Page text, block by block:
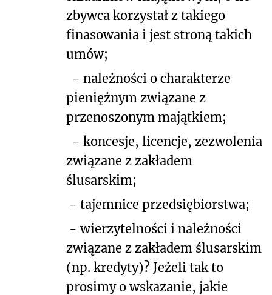
zbywca korzystał z takiego
finasowania i jest stroną takich
umów;
- należności o charakterze
pieniężnym związane z
przenoszonym majątkiem;
- koncesje, licencje, zezwolenia
związane z zakładem
ślusarskim;
- tajemnice przedsiębiorstwa;
-wierzytelności i należności
związane z zakładem ślusarskim
(np. kredyty)? Jeżeli tak to
prosimy o wskazanie, jakie